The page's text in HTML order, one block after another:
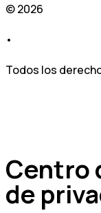
© 2026
•
Todos los
Centro
de